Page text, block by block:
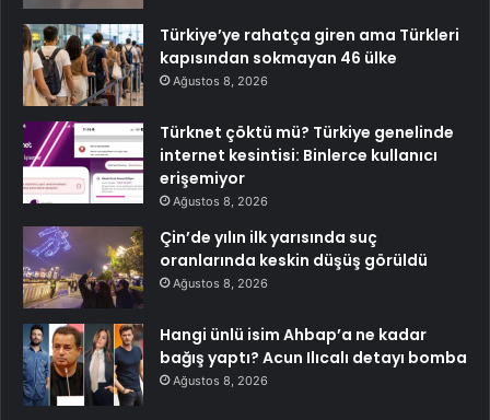
Türkiye’ye rahatça giren ama Türkleri
kapısından sokmayan 46 ülke
Ağustos 8, 2026
Türknet çöktü mü? Türkiye genelinde
internet kesintisi: Binlerce kullanıcı
erişemiyor
Ağustos 8, 2026
Çin’de yılın ilk yarısında suç
oranlarında keskin düşüş görüldü
Ağustos 8, 2026
Hangi ünlü isim Ahbap’a ne kadar
bağış yaptı? Acun Ilıcalı detayı bomba
Ağustos 8, 2026